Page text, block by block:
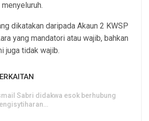
dikatakan daripada Akaun 2 KWSP
yang mandatori atau wajib, bahkan
juga tidak wajib.
Sabri didakwa esok berhubung